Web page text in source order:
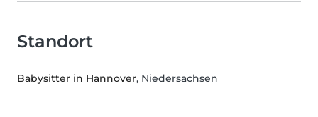
Standort
Babysitter in Hannover, Niedersachsen